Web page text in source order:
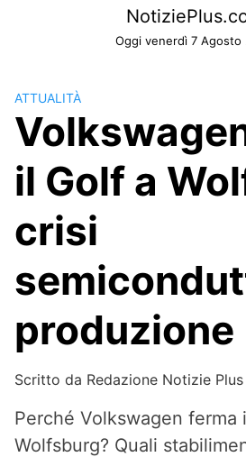
Oggi venerdì 7 Agosto
ATTUALITÀ
il Golf a
crisi
produzione
Scritto da Redazione Notizie Plus
Perché Volkswagen ferma
Wolfsburg? Quali